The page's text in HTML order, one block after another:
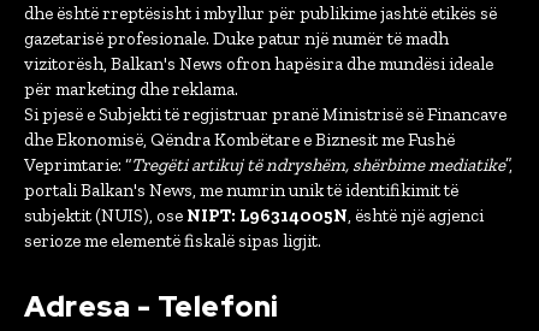
dhe është rreptësisht i mbyllur për publikime jashtë etikës së
gazetarisë profesionale. Duke patur një numër të madh
vizitorësh, Balkan's News ofron hapësira dhe mundësi ideale
për marketing dhe reklama.
Si pjesë e Subjekti të regjistruar pranë Ministrisë së Financave
dhe Ekonomisë, Qëndra Kombëtare e Biznesit me Fushë
Veprimtarie: “Tregëti artikuj të ndryshëm, shërbime mediatike”,
portali Balkan's News, me numrin unik të identifikimit të
subjektit (NUIS), ose NIPT: L96314005N, është një agjenci
serioze me elementë fiskalë sipas ligjit.
Adresa - Telefoni